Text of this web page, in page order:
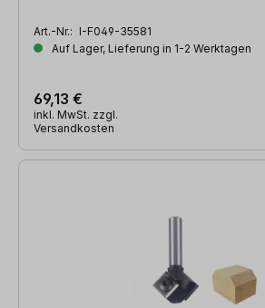
Art.-Nr.: I-F049-35581
Auf Lager, Lieferung in 1-2 Werktagen
69,13 €
inkl. MwSt. zzgl.
Versandkosten